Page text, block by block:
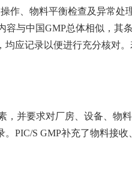
作、物料平衡检查及异常处
与中国GMP总体相似，其
应记录以便进行充分核对
，并要求对厂房、设备、物
PIC/S GMP补充了物料接